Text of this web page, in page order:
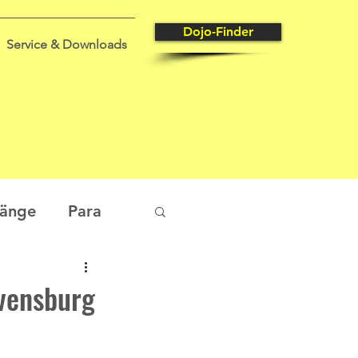
Service & Downloads
Dojo-Finder
Para